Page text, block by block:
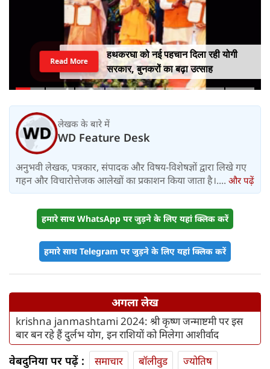
हथकरघा को नई पहचान दिला रही योगी
सरकार, बुनकरों का बढ़ा उत्साह
Read More
लेखक के बारे में
WD Feature Desk
अनुभवी लेखक, पत्रकार, संपादक और विषय-विशेषज्ञों द्वारा लिखे गए
गहन और विचारोत्तेजक आलेखों का प्रकाशन किया जाता है।.... और पढ़ें
हमारे साथ WhatsApp पर जुड़ने के लिए यहां क्लिक करें
हमारे साथ Telegram पर जुड़ने के लिए यहां क्लिक करें
अगला लेख
krishna janmashtami 2024: श्री कृष्ण जन्माष्टमी पर इस
बार बन रहे हैं दुर्लभ योग, इन राशियों को मिलेगा आशीर्वाद
वेबदुनिया पर पढ़ें : समाचार बॉलीवुड
ज्योतिष